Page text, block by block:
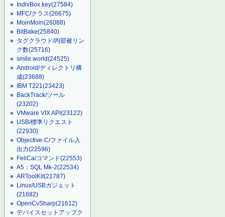
IndivBox.key(27584)
MFC/クラス(26675)
MoinMoin(26088)
BitBake(25840)
タグクラウド/内部被リン
ク数(25716)
smile.world(24525)
Android/ディレクトリ構
成(23688)
IBM T221(23423)
BackTrack/ツール
(23202)
VMware VIX API(23122)
USB/標準リクエスト
(22930)
Objective-C/ファイル入
出力(22596)
FeliCa/コマンド(22553)
A5：SQL Mk-2(22534)
ARToolKit(21787)
Linux/USBガジェット
(21682)
OpenCvSharp(21612)
デバイスセットアップク